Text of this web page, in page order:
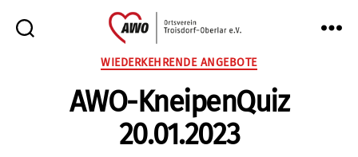
AWO
e.V.
Kategorien
WIEDERKEHRENDE ANGEBOTE
AWO-KneipenQuiz
20.01.2023